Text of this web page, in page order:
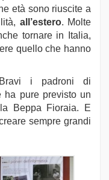
età sono riuscite a
all’estero. Molte
tornare in Italia,
quello che hanno
i padroni di
ha pure previsto un
Beppa Fioraia. E
sempre grandi